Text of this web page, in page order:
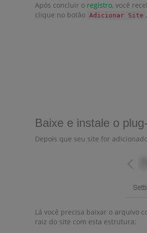
Após concluir o registro, você
clique no botão Adicionar Site
Baixe e instale o
Depois que seu site for
Lá você precisa baixar o arquivo
raiz do site com esta estrutura: